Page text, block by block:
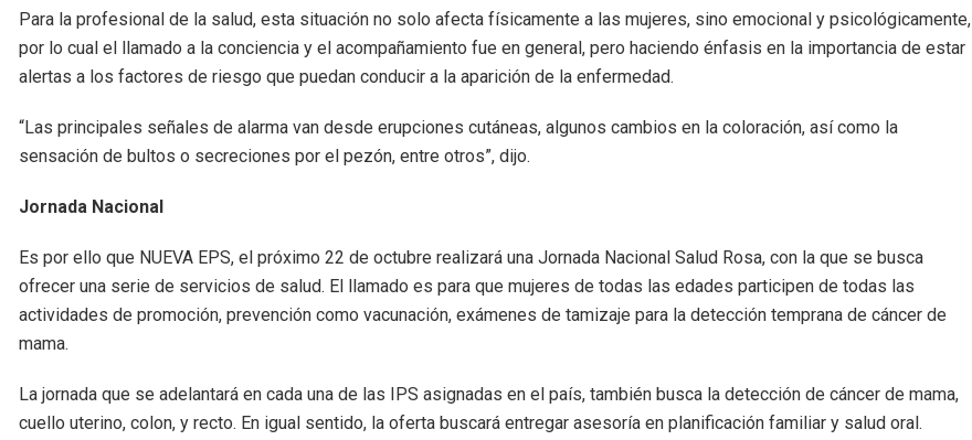
Para la profesional de la salud, esta situación no solo afecta físicamente a las mujeres, sino emocional y psicológicamente,
por lo cual el llamado a la conciencia y el acompañamiento fue en general, pero haciendo énfasis en la importancia de estar
alertas a los factores de riesgo que puedan conducir a la aparición de la enfermedad.
“Las principales señales de alarma van desde erupciones cutáneas, algunos cambios en la coloración, así como la
sensación de bultos o secreciones por el pezón, entre otros”, dijo.
Jornada Nacional
Es por ello que NUEVA EPS, el próximo 22 de octubre realizará una Jornada Nacional Salud Rosa, con la que se busca
ofrecer una serie de servicios de salud. El llamado es para que mujeres de todas las edades participen de todas las
actividades de promoción, prevención como vacunación, exámenes de tamizaje para la detección temprana de cáncer de
mama.
La jornada que se adelantará en cada una de las IPS asignadas en el país, también busca la detección de cáncer de mama,
cuello uterino, colon, y recto. En igual sentido, la oferta buscará entregar asesoría en planificación familiar y salud oral.